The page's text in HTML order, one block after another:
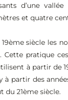
d’une
et quatre
siècle les
pratique
à partir de
partir des
du 21ème siècle.